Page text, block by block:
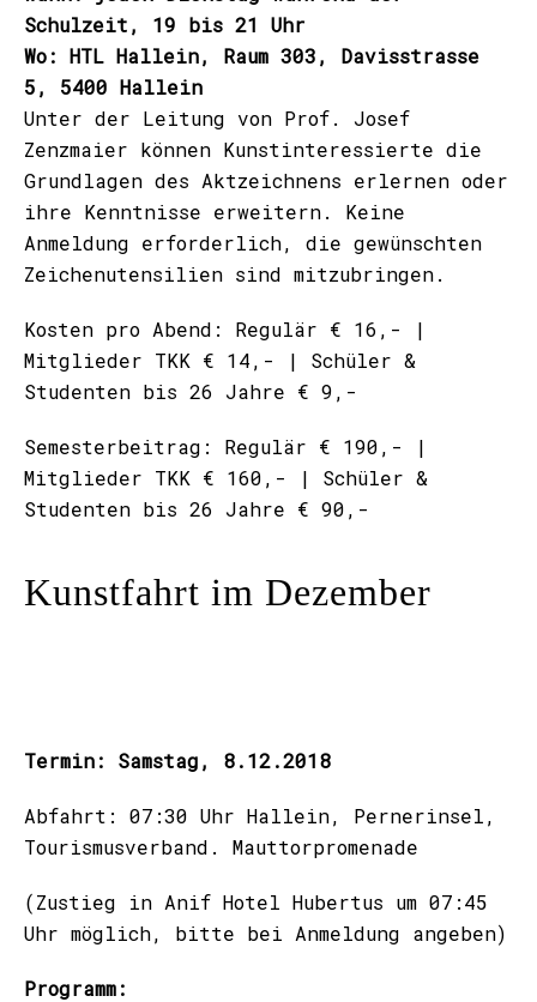
Schulzeit, 19 bis 21 Uhr
Wo: HTL Hallein, Raum 303, Davisstrasse
5, 5400 Hallein
Unter der Leitung von Prof. Josef
Zenzmaier können Kunstinteressierte die
Grundlagen des Aktzeichnens erlernen oder
ihre Kenntnisse erweitern. Keine
Anmeldung erforderlich, die gewünschten
Zeichenutensilien sind mitzubringen.
Kosten pro Abend: Regulär € 16,- |
Mitglieder TKK € 14,- | Schüler &
Studenten bis 26 Jahre € 9,-
Semesterbeitrag: Regulär € 190,- |
Mitglieder TKK € 160,- | Schüler &
Studenten bis 26 Jahre € 90,-
Kunstfahrt im Dezember
Termin: Samstag, 8.12.2018
Abfahrt: 07:30 Uhr Hallein, Pernerinsel,
Tourismusverband. Mauttorpromenade
(Zustieg in Anif Hotel Hubertus um 07:45
Uhr möglich, bitte bei Anmeldung angeben)
Programm: